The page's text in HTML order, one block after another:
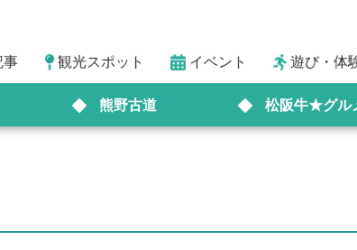
事 観光スポット イベント 遊び・体
熊野古道 松阪牛★グル